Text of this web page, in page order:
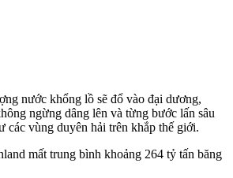
nước khổng lồ sẽ đổ vào đại dương,
ngừng dâng lên và từng bước lấn sâu
các vùng duyên hải trên khắp thế giới.
mất trung bình khoảng 264 tỷ tấn băng